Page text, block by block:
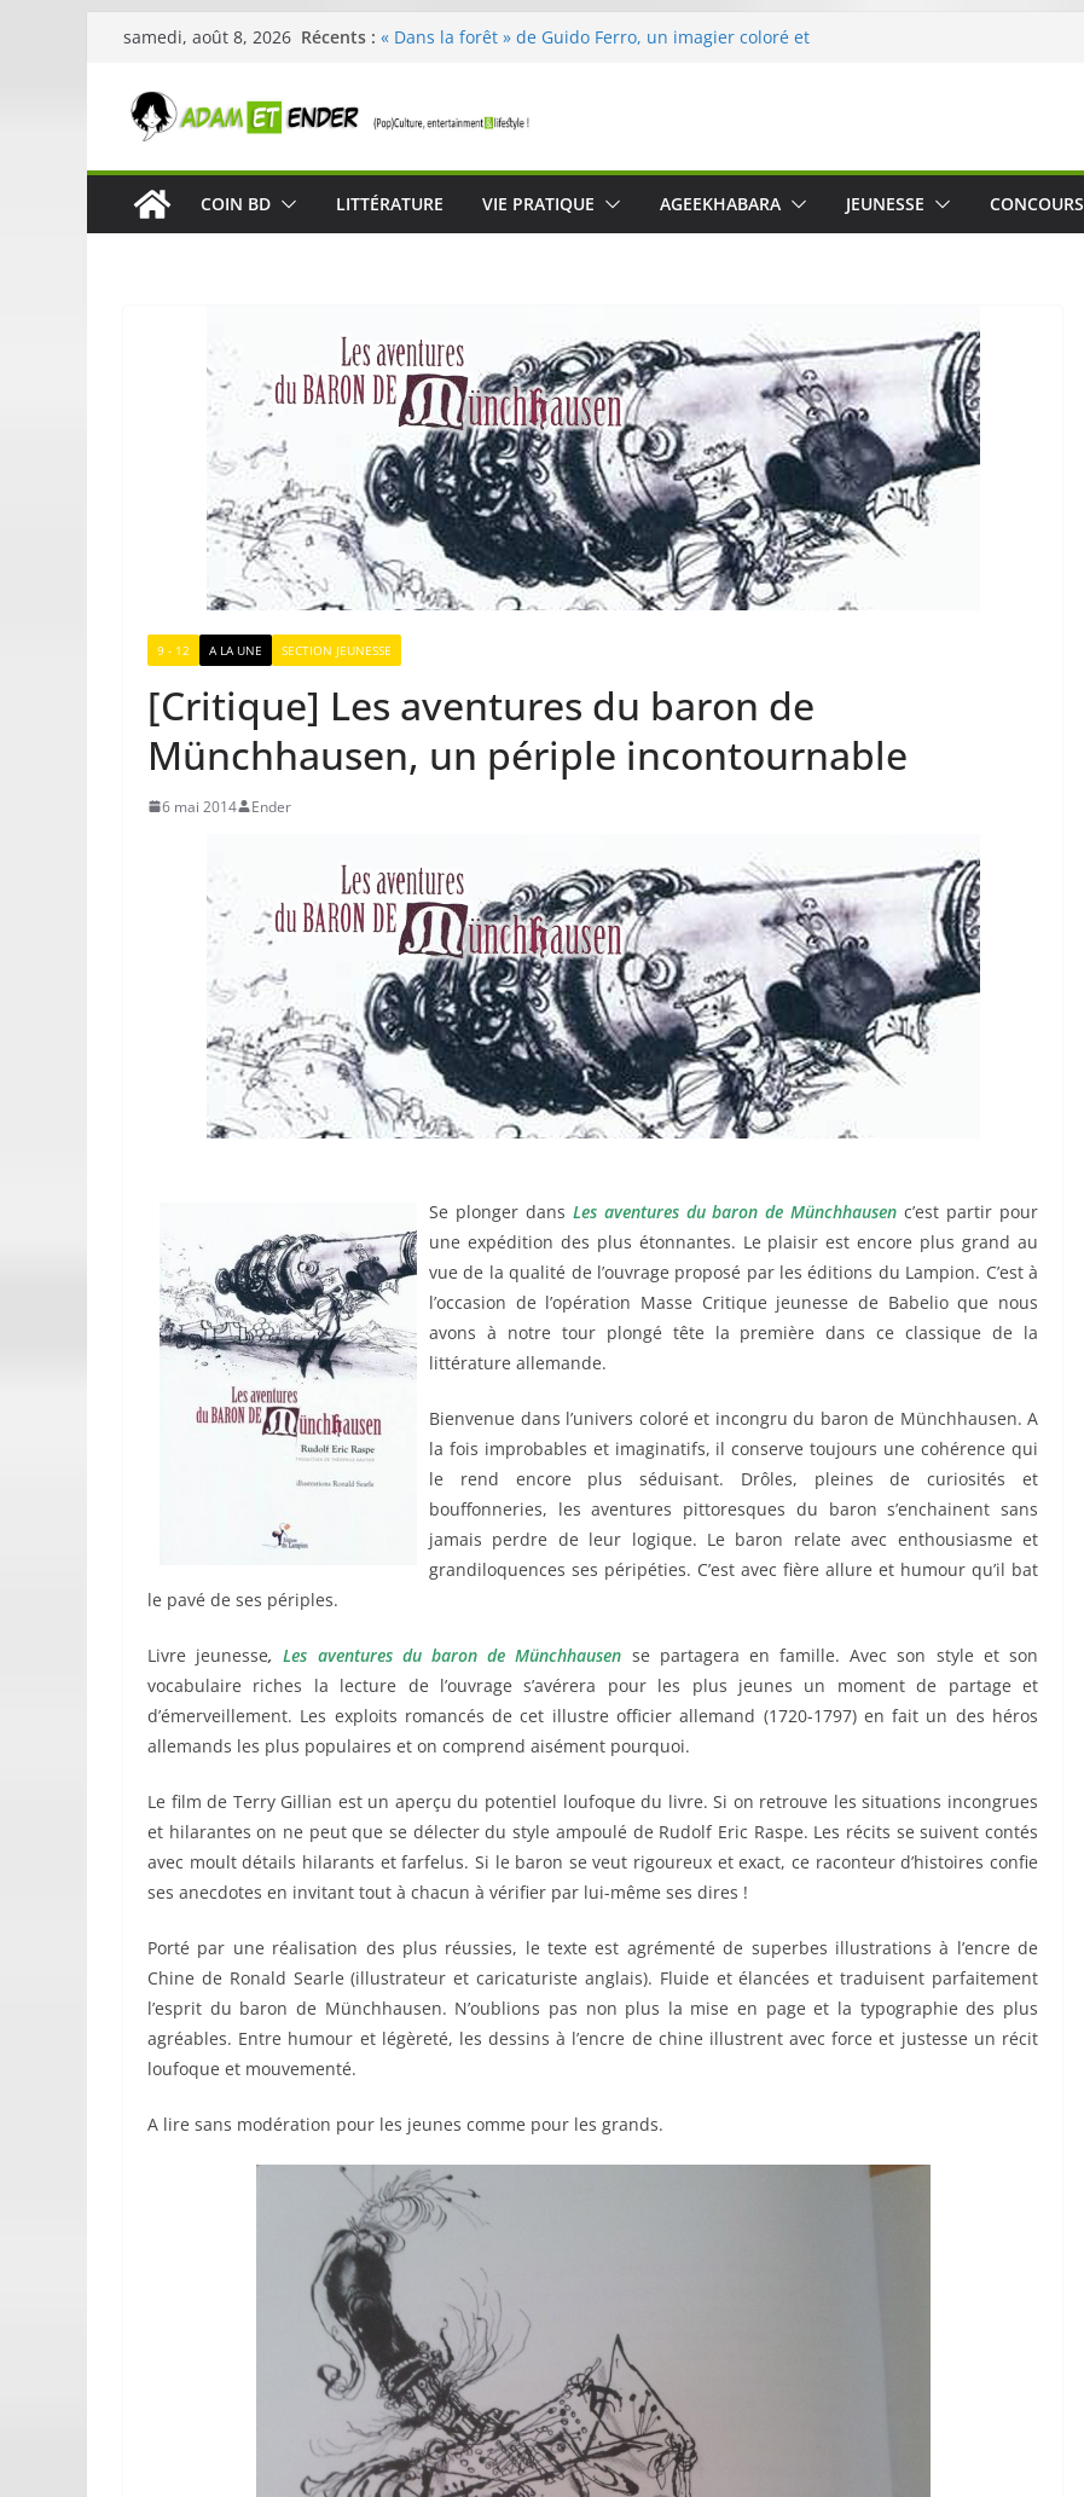
Passer
contenu
samedi, août 8, 2026 Récents : « Dans la forêt » de Guido Ferro, un imagier coloré et
Célestin en concert : une expérience intime et engagée à
« In The Beginning was The Water », le film concert
néoclassique de Nico Cartosio sur Prime Video le 6 octobre
Skullcandy dévoile le Crusher 540 Active : un casque audio
COIN BD LITTÉRATURE VIE PRATIQUE AGEEKHABARA JEUNESSE CONCOURS
9 - 12 A LA UNE SECTION JEUNESSE
[Critique] Les aventures du baron de
Münchhausen, un périple incontournable
6 mai 2014 Ender
Se plonger dans Les aventures du baron de Münchhausen c’est partir pour
une expédition des plus étonnantes. Le plaisir est encore plus grand au
vue de la qualité de l’ouvrage proposé par les éditions du Lampion. C’est à
l’occasion de l’opération Masse Critique jeunesse de Babelio que nous
avons à notre tour plongé tête la première dans ce classique de la
littérature allemande.
Bienvenue dans l’univers coloré et incongru du baron de Münchhausen. A
la fois improbables et imaginatifs, il conserve toujours une cohérence qui
le rend encore plus séduisant. Drôles, pleines de curiosités et
bouffonneries, les aventures pittoresques du baron s’enchainent sans
jamais perdre de leur logique. Le baron relate avec enthousiasme et
grandiloquences ses péripéties. C’est avec fière allure et humour qu’il bat
le pavé de ses périples.
Livre jeunesse,Les aventures du baron de Münchhausen se partagera en famille. Avec son style et son
vocabulaire riches la lecture de l’ouvrage s’avérera pour les plus jeunes un moment de partage et
d’émerveillement. Les exploits romancés de cet illustre officier allemand (1720-1797) en fait un des héros
allemands les plus populaires et on comprend aisément pourquoi.
Le film de Terry Gillian est un aperçu du potentiel loufoque du livre. Si on retrouve les situations incongrues
et hilarantes on ne peut que se délecter du style ampoulé de Rudolf Eric Raspe. Les récits se suivent contés
avec moult détails hilarants et farfelus. Si le baron se veut rigoureux et exact, ce raconteur d’histoires confie
ses anecdotes en invitant tout à chacun à vérifier par lui-même ses dires !
Porté par une réalisation des plus réussies, le texte est agrémenté de superbes illustrations à l’encre de
Chine de Ronald Searle (illustrateur et caricaturiste anglais). Fluide et élancées et traduisent parfaitement
l’esprit du baron de Münchhausen. N’oublions pas non plus la mise en page et la typographie des plus
agréables. Entre humour et légèreté, les dessins à l’encre de chine illustrent avec force et justesse un récit
loufoque et mouvementé.
A lire sans modération pour les jeunes comme pour les grands.